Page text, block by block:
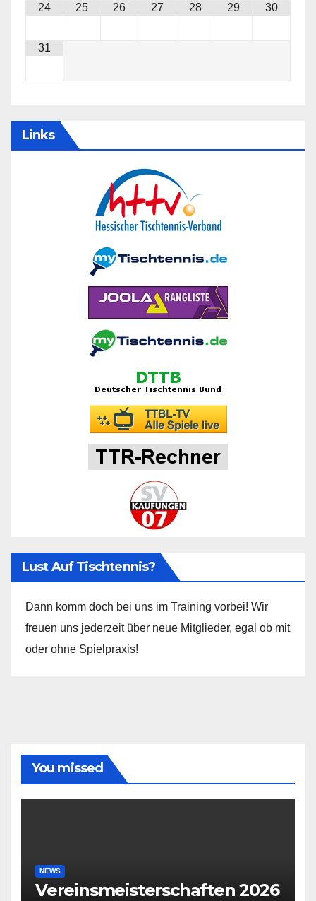
24 25 26 27 28 29 30
31
Links
Lust Auf Tischtennis?
Dann komm doch bei uns im Training vorbei! Wir
freuen uns jederzeit über neue Mitglieder, egal ob mit
oder ohne Spielpraxis!
You missed
NEWS
Vereinsmeisterschaften 2026